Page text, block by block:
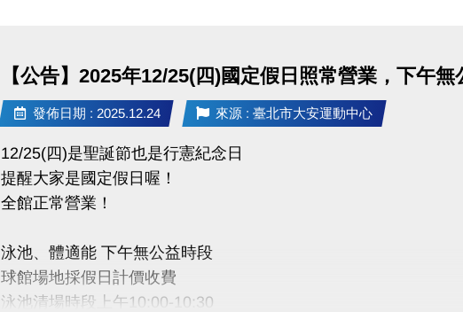
【公告】2025年12/25(四)國定假日照常營業，下午無
發佈日期 : 2025.12.24 來源 : 臺北市大安運動中心
12/25(四)是聖誕節也是行憲紀念日
提醒大家是國定假日喔！
全館正常營業！
泳池、體適能 下午無公益時段
球館場地採假日計價收費
泳池清場時段上午10:00-10:30